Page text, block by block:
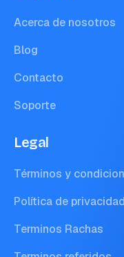
Acerca de nosotros
Blog
Contacto
Soporte
Legal
Términos y
Política de privacidad
Terminos Rachas